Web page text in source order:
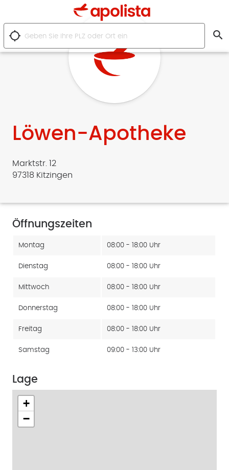
location_searching search
Löwen-Apotheke
Marktstr. 12
97318 Kitzingen
Öffnungszeiten
Montag 08:00 - 18:00 Uhr
Dienstag 08:00 - 18:00 Uhr
Mittwoch 08:00 - 18:00 Uhr
Donnerstag 08:00 - 18:00 Uhr
Freitag 08:00 - 18:00 Uhr
Samstag 09:00 - 13:00 Uhr
Lage
+
−